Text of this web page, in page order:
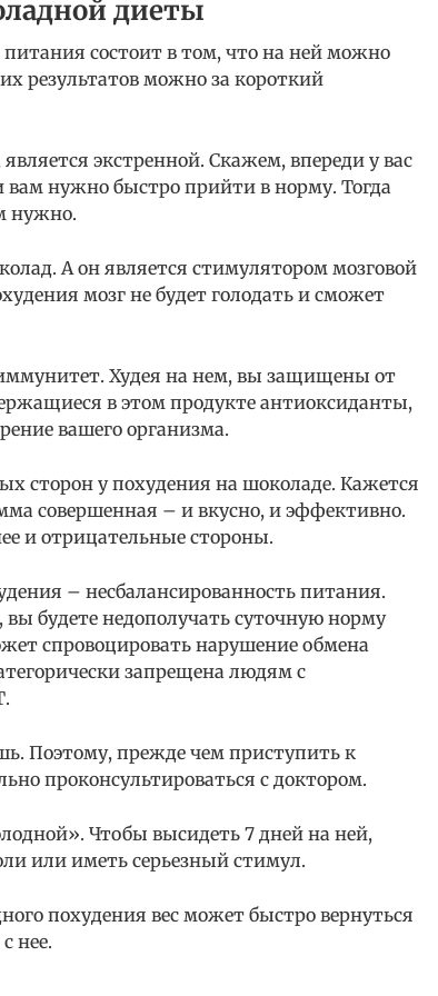
диеты
питания состоит в том, что на ней можно
результатов можно за короткий
экстренной. Скажем, впереди у вас
вам нужно быстро прийти в норму. Тогда
нужно.
А он является стимулятором мозговой
мозг не будет голодать и сможет
Худея на нем, вы защищены от
в этом продукте антиоксиданты,
вашего организма.
сторон у похудения на шоколаде. Кажется
совершенная – и вкусно, и эффективно.
и отрицательные стороны.
– несбалансированность питания.
будете недополучать суточную норму
спровоцировать нарушение обмена
запрещена людям с
Поэтому, прежде чем приступить к
проконсультироваться с доктором.
Чтобы высидеть 7 дней на ней,
или иметь серьезный стимул.
похудения вес может быстро вернуться
нее.